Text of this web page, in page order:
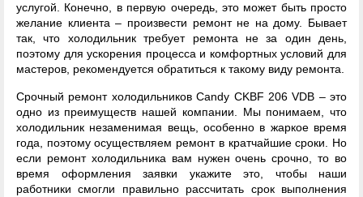
услугой. Конечно, в первую очередь, это может быть просто
желание клиента – произвести ремонт не на дому. Бывает
так, что холодильник требует ремонта не за один день,
поэтому для ускорения процесса и комфортных условий для
мастеров, рекомендуется обратиться к такому виду ремонта.
Срочный ремонт холодильников Candy CKBF 206 VDB – это
одно из преимуществ нашей компании. Мы понимаем, что
холодильник незаменимая вещь, особенно в жаркое время
года, поэтому осуществляем ремонт в кратчайшие сроки. Но
если ремонт холодильника вам нужен очень срочно, то во
время оформления заявки укажите это, чтобы наши
работники смогли правильно рассчитать срок выполнения